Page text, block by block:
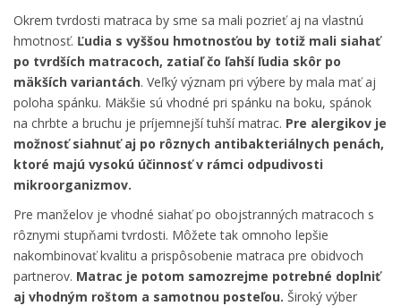
Okrem tvrdosti matraca by sme sa mali pozrieť aj na vlastnú
hmotnosť. Ľudia s vyššou hmotnosťou by totiž mali siahať
po tvrdších matracoch, zatiaľ čo ľahší ľudia skôr po
mäkších variantách. Veľký význam pri výbere by mala mať aj
poloha spánku. Mäkšie sú vhodné pri spánku na boku, spánok
na chrbte a bruchu je príjemnejší tuhší matrac. Pre alergikov je
možnosť siahnuť aj po rôznych antibakteriálnych penách,
ktoré majú vysokú účinnosť v rámci odpudivosti
mikroorganizmov.
Pre manželov je vhodné siahať po obojstranných matracoch s
rôznymi stupňami tvrdosti. Môžete tak omnoho lepšie
nakombinovať kvalitu a prispôsobenie matraca pre obidvoch
partnerov. Matrac je potom samozrejme potrebné doplniť
aj vhodným roštom a samotnou posteľou. Široký výber